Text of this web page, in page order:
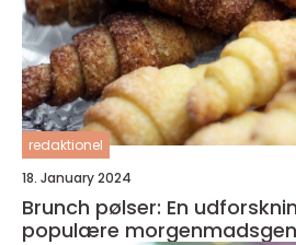
redaktionel
18. January 2024
Brunch pølser: En
populære